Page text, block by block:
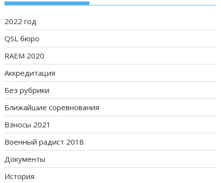
2022 год
QSL бюро
RAEM 2020
Аккредитация
Без рубрики
Ближайшие соревнования
Взносы 2021
Военный радист 2018
Документы
История